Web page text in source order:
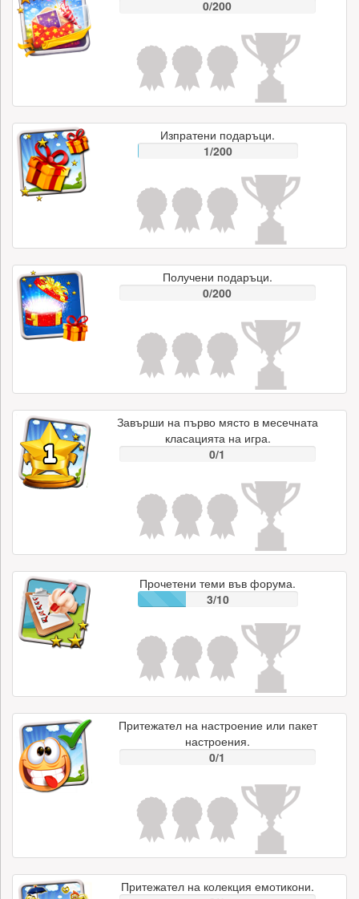
0/200
Изпратени подаръци.
1/200
Получени подаръци.
0/200
Завърши на първо място в месечната
класацията на игра.
0/1
Прочетени теми във форума.
3/10
Притежател на настроение или пакет
настроения.
0/1
Притежател на колекция емотикони.